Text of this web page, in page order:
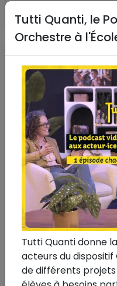
5 février 2026 #Spedidam
1 Artiste 1
Tutti Quanti, le
Orchestre à
Tutti Quanti donne
acteurs du dispositif
de différents